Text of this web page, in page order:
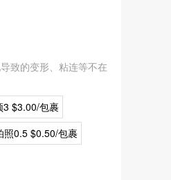
致的变形、粘连等不在
3 $3.00/包裹
照0.5 $0.50/包裹